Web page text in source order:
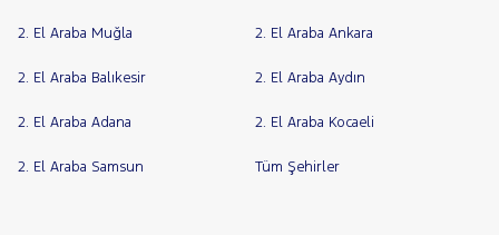
2. El Araba Muğla 2. El Araba Ankara
2. El Araba Balıkesir 2. El Araba Aydın
2. El Araba Adana 2. El Araba Kocaeli
2. El Araba Samsun Tüm Şehirler